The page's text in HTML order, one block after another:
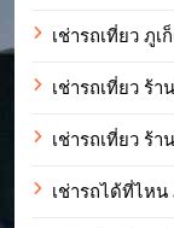
เช่ารถเที่ยว ภู
เช่ารถเที่ยว ร้
เช่ารถเที่ยว ร้
เช่ารถได้ที่ไหน